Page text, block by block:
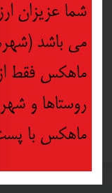
۵۹۵,۰۰۰ تومان
شما عزیزان
می باشد
ماهکس فقط از
روستاها و
ماهکس با